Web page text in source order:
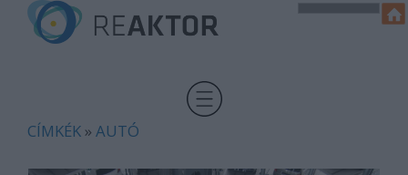
CÍMKÉK » AUTÓ